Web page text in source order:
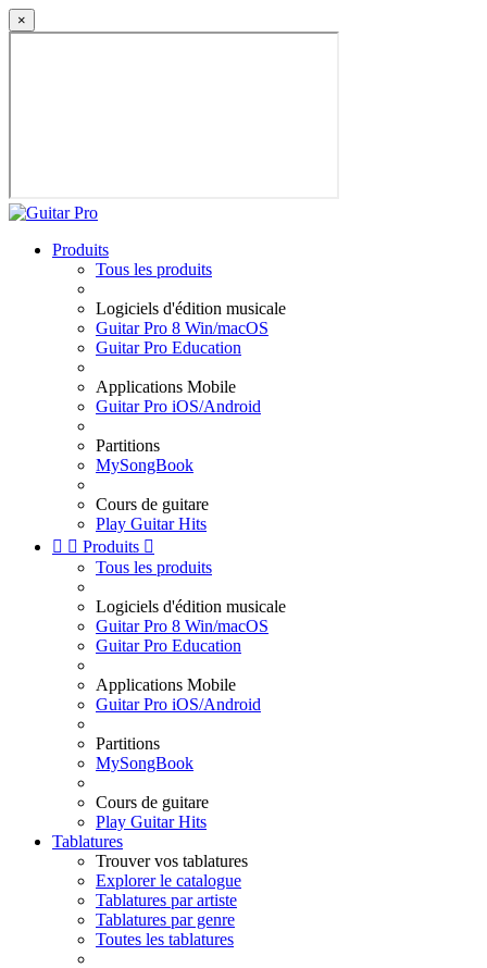
×
Produits
Tous les produits
Logiciels d'édition musicale
Guitar Pro 8 Win/macOS
Guitar Pro Education
Applications Mobile
Guitar Pro iOS/Android
Partitions
MySongBook
Cours de guitare
Play Guitar Hits
  Produits 
Tous les produits
Logiciels d'édition musicale
Guitar Pro 8 Win/macOS
Guitar Pro Education
Applications Mobile
Guitar Pro iOS/Android
Partitions
MySongBook
Cours de guitare
Play Guitar Hits
Tablatures
Trouver vos tablatures
Explorer le catalogue
Tablatures par artiste
Tablatures par genre
Toutes les tablatures